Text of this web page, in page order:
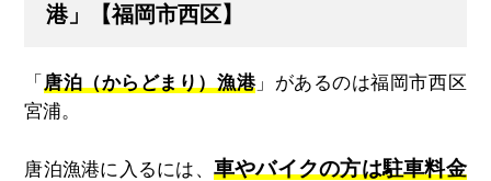
港」【福岡市西区】
「 唐泊（からどまり）漁港」があるのは福岡市西区
宮浦。
唐泊漁港に入るには、 車やバイクの方は駐車料金